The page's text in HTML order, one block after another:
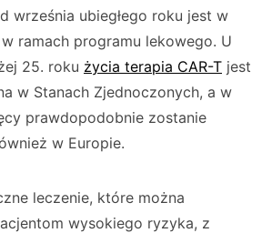
września ubie­głego roku jest w
ramach programu lekowego. U
25. roku życia terapia CAR-T jest
w Stanach Zjednoczonych, a w
prawdopodobnie zostanie
w Europie.
leczenie, które można
wysokiego ryzyka, z